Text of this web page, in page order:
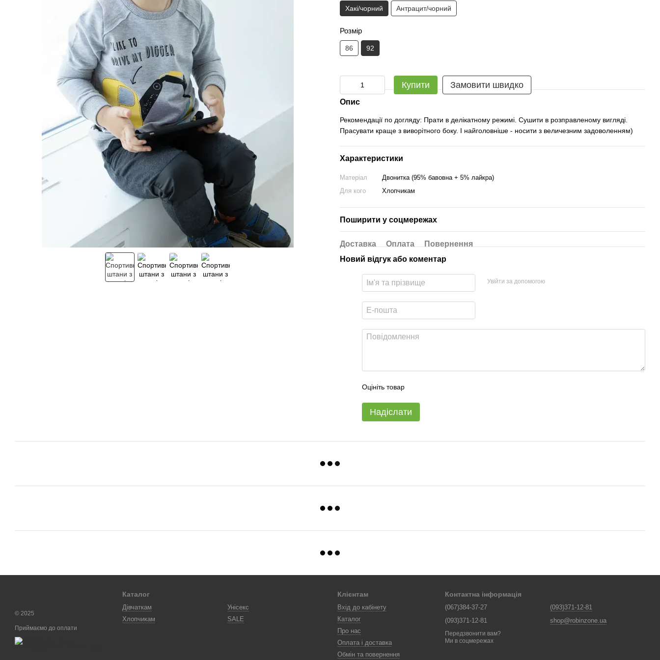
Хакі/чорний Антрацит/чорний
Розмір
86 92
Купити Замовити швидко
Опис
Рекомендації по догляду: Прати в делікатному режимі. Сушити в розправленому вигляді.
Прасувати краще з виворітного боку. І найголовніше - носити з величезним задоволенням)
Характеристики
Матеріал
Двонитка (95% бавовна + 5% лайкра)
Для кого
Хлопчикам
Поширити у соцмережах
Доставка Оплата
Повернення
Новий відгук або коментар
Увійти за допомогою
Оцініть товар
Надіслати
© 2025
Приймаємо до оплати
Каталог
Дівчаткам
Хлопчикам
Унісекс
SALE
Клієнтам
Вхід до кабінету
Каталог
Про нас
Оплата і доставка
Обмін та повернення
Контактна інформація
(067)384-37-27
(093)371-12-81
Передзвонити вам?
(093)371-12-81
shop@robinzone.ua
Ми в соцмережах